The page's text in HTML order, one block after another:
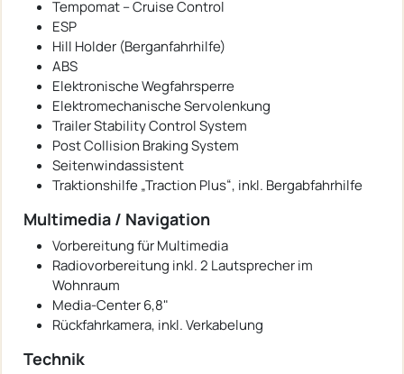
Tempomat – Cruise Control
ESP
Hill Holder (Berganfahrhilfe)
ABS
Elektronische Wegfahrsperre
Elektromechanische Servolenkung
Trailer Stability Control System
Post Collision Braking System
Seitenwindassistent
Traktionshilfe „Traction Plus“, inkl. Bergabfahrhilfe
Multimedia / Navigation
Vorbereitung für Multimedia
Radiovorbereitung inkl. 2 Lautsprecher im
Wohnraum
Media-Center 6,8"
Rückfahrkamera, inkl. Verkabelung
Technik